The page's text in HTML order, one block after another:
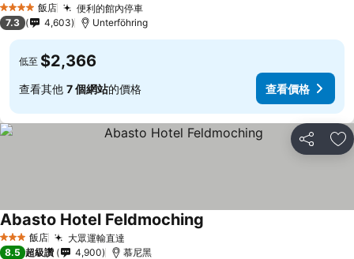
4 星級 飯店 便利的館內停車
7.3 4,603 Unterföhring
低至 $2,366
查看其他 7 個網站的價格 查看價格
分享 加
3 星級 飯店 大眾運輸直達
Abasto Hotel Feldmoching
8.5 超級讚 4,900 慕尼黑